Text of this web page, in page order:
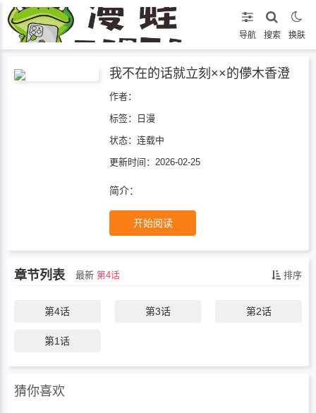
导航 搜索 换肤
我不在的话就立刻××的儚木香澄
作者：
标签： 日漫
状态： 连载中
更新时间：2026-02-25
简介：
开始阅读
章节列表 最新 第4话 排序
第4话 第3话 第2话
第1话
猜你喜欢